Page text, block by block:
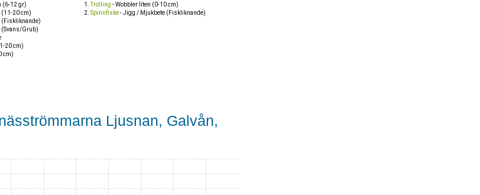
(6-12 gr)
(11-20 cm)
(Fiskliknande)
Grub)
20 cm)
cm)
Trolling - Wobbler liten (0-10 cm)
Spinnfiske- Jigg / Mjukbete (Fiskliknande)
Ljusnan, Galvån,